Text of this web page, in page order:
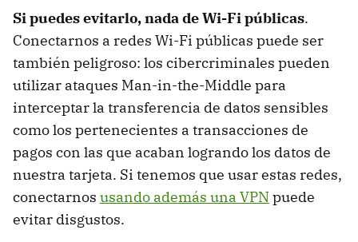
Si puedes evitarlo, nada de Wi-Fi públicas.
Conectarnos a redes Wi-Fi públicas puede ser
también peligroso: los cibercriminales pueden
utilizar ataques Man-in-the-Middle para
interceptar la transferencia de datos sensibles
como los pertenecientes a transacciones de
pagos con las que acaban logrando los datos de
nuestra tarjeta. Si tenemos que usar estas redes,
conectarnos usando además una VPNpuede
evitar disgustos.